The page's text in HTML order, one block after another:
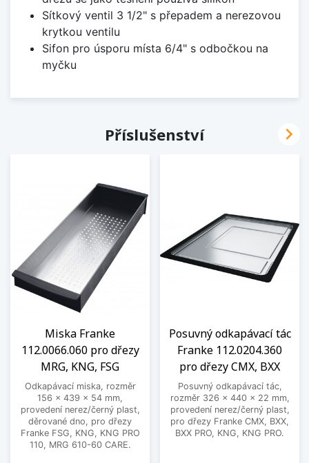
Sítkový ventil 3 1/2" s přepadem a nerezovou
krytkou ventilu
Sifon pro úsporu místa 6/4" s odbočkou na
myčku
Příslušenství
Miska Franke
112.0066.060 pro dřezy
MRG, KNG, FSG
Odkapávací miska, rozměr
156 x 439 x 54 mm,
provedení nerez/černý plast,
děrované dno, pro dřezy
Franke FSG, KNG, KNG PRO
110, MRG 610-60 CARE.
Posuvný odkapávací tác
Franke 112.0204.360
pro dřezy CMX, BXX
Posuvný odkapávací tác,
rozměr 326 x 440 x 22 mm,
provedení nerez/černý plast,
pro dřezy Franke CMX, BXX,
BXX PRO, KNG, KNG PRO.
